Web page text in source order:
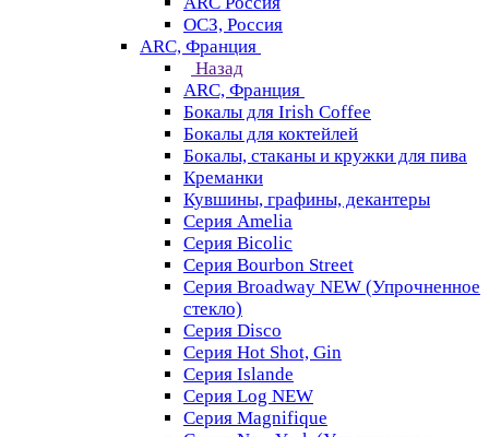
ОСЗ, Россия
ARC, Франция
Назад
ARC, Франция
Бокалы для Irish Coffee
Бокалы для коктейлей
Бокалы, стаканы и кружки для пива
Креманки
Кувшины, графины, декантеры
Серия Amelia
Серия Bicolic
Серия Bourbon Street
Серия Broadway NEW (Упрочненное
стекло)
Серия Disco
Серия Hot Shot, Gin
Серия Islande
Серия Log NEW
Серия Magnifique